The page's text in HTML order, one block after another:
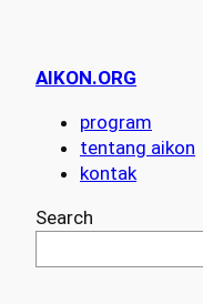
AIKON.ORG
program
tentang aikon
kontak
Search